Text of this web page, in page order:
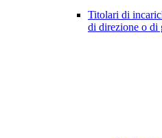
Titolari di
di direzione o di